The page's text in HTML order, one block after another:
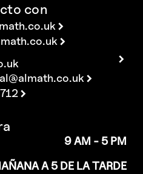
con
9 AM - 5 PM
A 5 DE LA TARDE